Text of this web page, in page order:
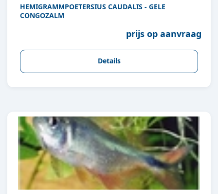
HEMIGRAMMPOETERSIUS CAUDALIS - GELE
CONGOZALM
prijs op aanvraag
Details